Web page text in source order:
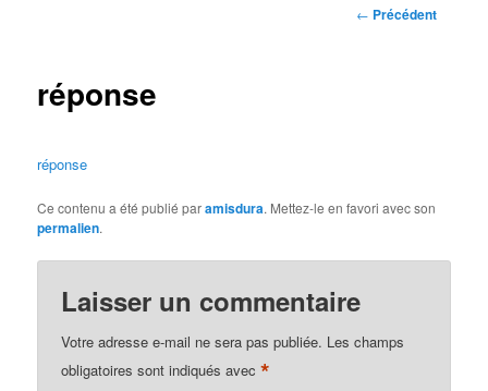
Navigation
← Précédent
réponse
réponse
Ce contenu a été publié paramisdura. Mettez-le en favori avec son
permalien.
Laisser un commentaire
Votre adresse e-mail ne sera pas publiée. Les champs
obligatoires sont indiqués avec*